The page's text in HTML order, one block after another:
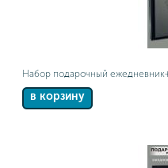
Набор подарочный
в корзину